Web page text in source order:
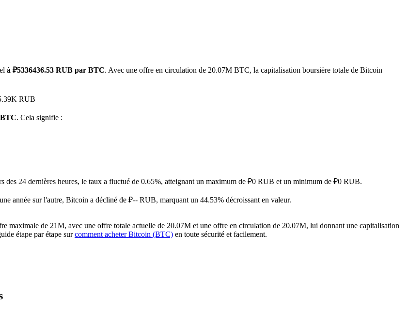
à ₽5336436.53 RUB par BTC. Avec une offre en circulation de 20.07M BTC, la capitalisation boursière totale de Bitcoin
RUB
. Cela signifie :
des 24 dernières heures, le taux a fluctué de 0.65%, atteignant un maximum de ₽0 RUB et un minimum de ₽0 RUB.
année sur l'autre, Bitcoin a décliné de ₽-- RUB, marquant un 44.53% décroissant en valeur.
maximale de 21M, avec une offre totale actuelle de 20.07M et une offre en circulation de 20.07M, lui donnant une capitalisation
étape par étape surcomment acheter Bitcoin (BTC) en toute sécurité et facilement.